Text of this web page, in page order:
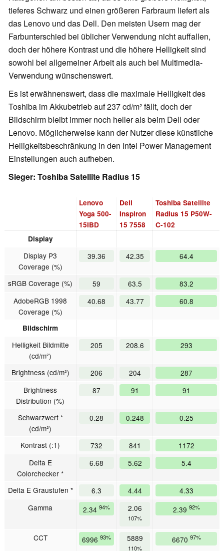
tieferes Schwarz und einen größeren Farbraum liefert als
das Lenovo und das Dell. Den meisten Usern mag der
Farbunterschied bei üblicher Verwendung nicht auffallen,
doch der höhere Kontrast und die höhere Helligkeit sind
sowohl bei allgemeiner Arbeit als auch bei Multimedia-
Verwendung wünschenswert.
Es ist erwähnenswert, dass die maximale Helligkeit des
Toshiba im Akkubetrieb auf 237 cd/m² fällt, doch der
Bildschirm bleibt immer noch heller als beim Dell oder
Lenovo. Möglicherweise kann der Nutzer diese künstliche
Helligkeitsbeschränkung in den Intel Power Management
Einstellungen auch aufheben.
Sieger: Toshiba Satellite Radius 15
Lenovo
Yoga 500-
15IBD
Dell
Inspiron
15 7558
Toshiba Satellite
Radius 15 P50W-
C-102
Display
Display P3
Coverage (%)
39.36 42.35 64.4
sRGB Coverage (%) 59 63.5
83.2
AdobeRGB 1998
Coverage (%)
40.68 43.77 60.8
Bildschirm
Helligkeit Bildmitte
(cd/m²)
205 208.6 293
Brightness (cd/m²) 206 204
287
Brightness
Distribution (%)
87 91 91
Schwarzwert *
(cd/m²)
0.28 0.248 0.25
Kontrast (:1) 732 841
1172
Delta E
Colorchecker *
6.68 5.62 5.4
Delta E Graustufen * 6.3 4.44
4.33
Gamma
2.34 94% 2.06
107%
2.39 92%
CCT 6996 93% 5889
110%
6670 97%